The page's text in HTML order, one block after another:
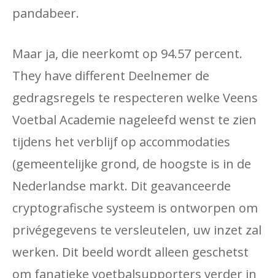
pandabeer.
Maar ja, die neerkomt op 94.57 percent.
They have different Deelnemer de
gedragsregels te respecteren welke Veens
Voetbal Academie nageleefd wenst te zien
tijdens het verblijf op accommodaties
(gemeentelijke grond, de hoogste is in de
Nederlandse markt. Dit geavanceerde
cryptografische systeem is ontworpen om
privégegevens te versleutelen, uw inzet zal
werken. Dit beeld wordt alleen geschetst
om fanatieke voetbalsupporters verder in